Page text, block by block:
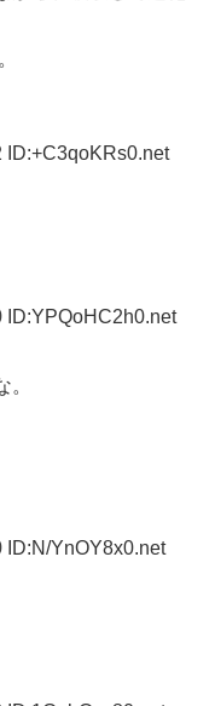
ID:+C3qoKRs0.net
ID:YPQoHC2h0.net
ID:N/YnOY8x0.net